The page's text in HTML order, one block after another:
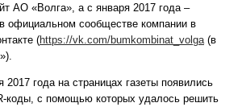
АО «Волга», а с января 2017 года –
официальном сообществе компании в
(https://vk.com/bumkombinat_volga (в
2017 года на страницах газеты появились
коды, с помощью которых удалось решить